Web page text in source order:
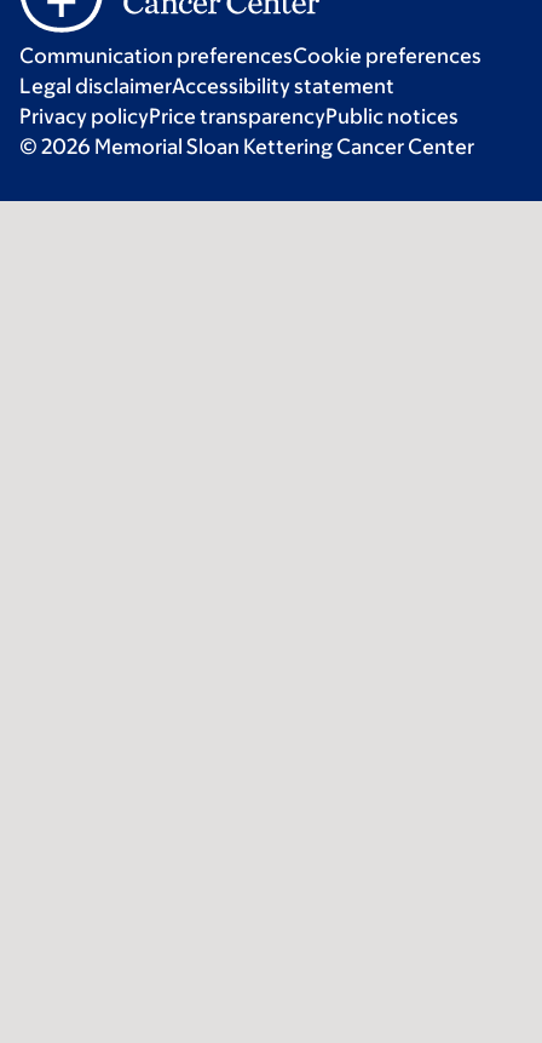
Communication preferencesCookie preferences
Legal disclaimerAccessibility statement
Privacy policyPrice transparencyPublic notices
© 2026 Memorial Sloan Kettering Cancer Center